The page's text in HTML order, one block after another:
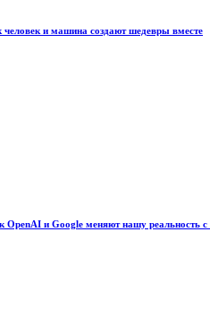
и машина создают шедевры вместе
OpenAI и Google меняют нашу реальность